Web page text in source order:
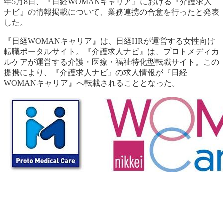
年5月8日、『日経WOMANキャリア』における『介護求人
ナビ』の情報掲載について、業務連携の合意を行ったと発表
した。
『日経WOMANキャリア』は、日経HRが運営する女性向け
転職ポータルサイト。『介護求人ナビ』は、プロトメディカ
ルケアが運営する介護・医療・福祉特化型転職サイト。この
提携により、『介護求人ナビ』の求人情報が『日経
WOMANキャリア』へ転載されることとなった。